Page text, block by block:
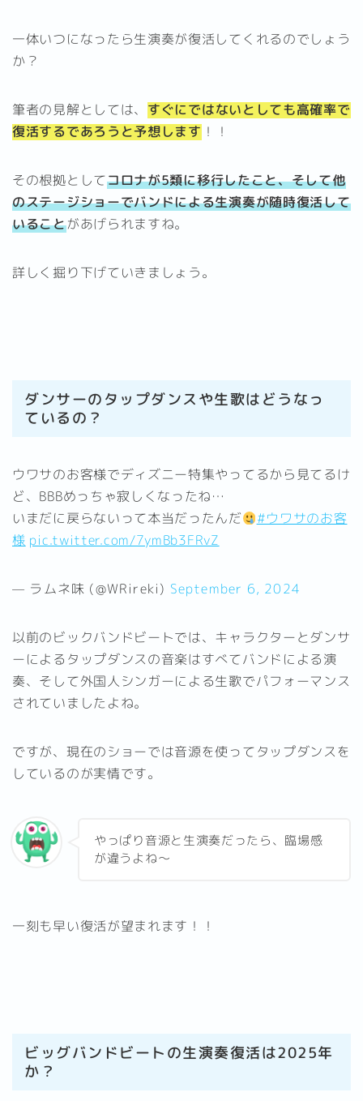
一体いつになったら生演奏が復活してくれるのでしょう
か？
筆者の見解としては、 すぐにではないとしても高確率で
復活するであろうと予想します ！！
その根拠としてコロナが5類に移行したこと、そして他
のステージショーでバンドによる生演奏が随時復活して
いることがあげられますね。
詳しく掘り下げていきましょう。
ダンサーのタップダンスや生歌はどうなっ
ているの？
ウワサのお客様でディズニー特集やってるから見てるけ
ど、BBBめっちゃ寂しくなったね…
いまだに戻らないって本当だったんだ
#ウワサのお客
様 pic.twitter.com/7ymBb3FRvZ
— ラムネ味 (@WRireki) September 6, 2024
以前のビックバンドビートでは、キャラクターとダンサ
ーによるタップダンスの音楽はすべてバンドによる演
奏、そして外国人シンガーによる生歌でパフォーマンス
されていましたよね。
ですが、現在のショーでは音源を使ってタップダンスを
しているのが実情です。
やっぱり音源と生演奏だったら、臨場感
が違うよね～
一刻も早い復活が望まれます！！
ビッグバンドビートの生演奏復活は2025年
か？